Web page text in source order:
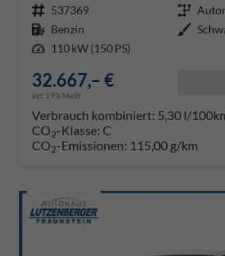
Fahrzeugnr. 537369 Getriebe
Kraftstoff Benzin Außenfarbe
Leistung 110 kW (150 PS)
32.667,– €
incl. 19% MwSt.
Verbrauch kombiniert: 5,30 l/
CO2-Klasse: C
CO2-Emissionen: 115,00 g/km